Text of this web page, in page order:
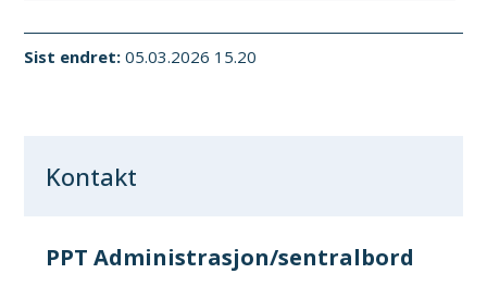
Sist endret 05.03.2026 15.20
Kontakt
PPT Administrasjon/sentralbord